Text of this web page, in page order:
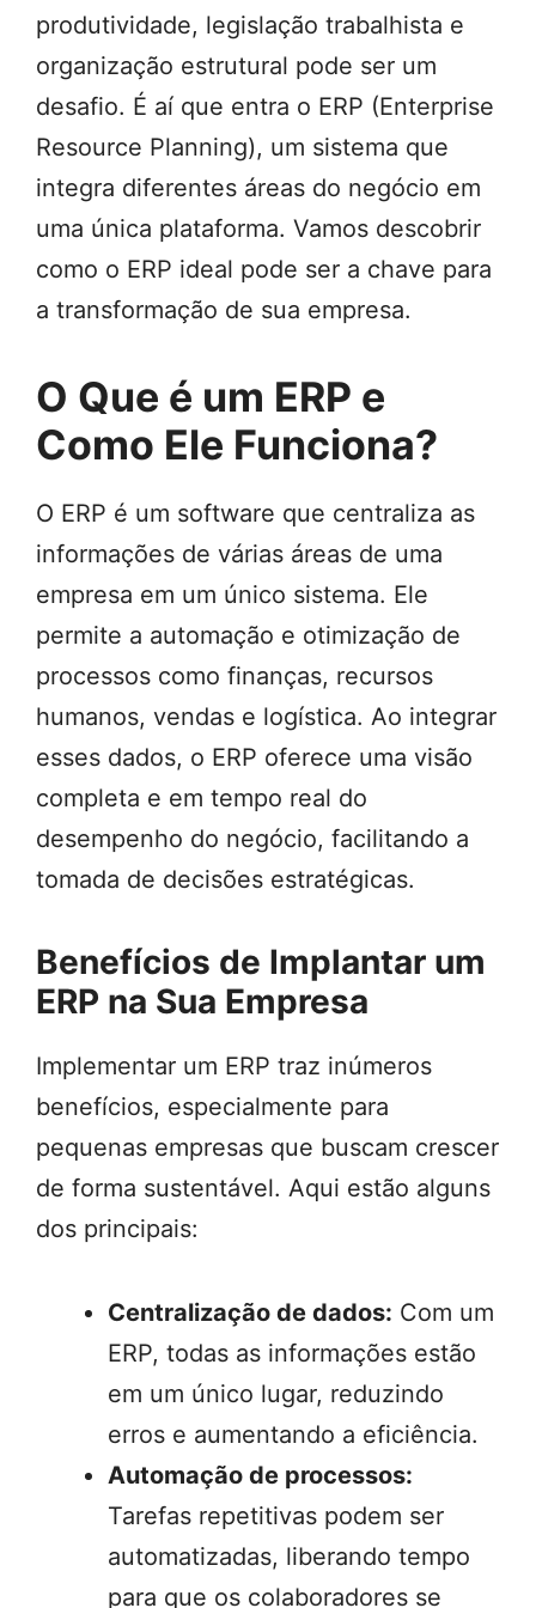
produtividade, legislação trabalhista e
organização estrutural pode ser um
desafio. É aí que entra o ERP (Enterprise
Resource Planning), um sistema que
integra diferentes áreas do negócio em
uma única plataforma. Vamos descobrir
como o ERP ideal pode ser a chave para
a transformação de sua empresa.
O Que é um ERP e
Como Ele Funciona?
O ERP é um software que centraliza as
informações de várias áreas de uma
empresa em um único sistema. Ele
permite a automação e otimização de
processos como finanças, recursos
humanos, vendas e logística. Ao integrar
esses dados, o ERP oferece uma visão
completa e em tempo real do
desempenho do negócio, facilitando a
tomada de decisões estratégicas.
Benefícios de Implantar um
ERP na Sua Empresa
Implementar um ERP traz inúmeros
benefícios, especialmente para
pequenas empresas que buscam crescer
de forma sustentável. Aqui estão alguns
dos principais:
Centralização de dados: Com um
ERP, todas as informações estão
em um único lugar, reduzindo
erros e aumentando a eficiência.
Automação de processos:
Tarefas repetitivas podem ser
automatizadas, liberando tempo
para que os colaboradores se